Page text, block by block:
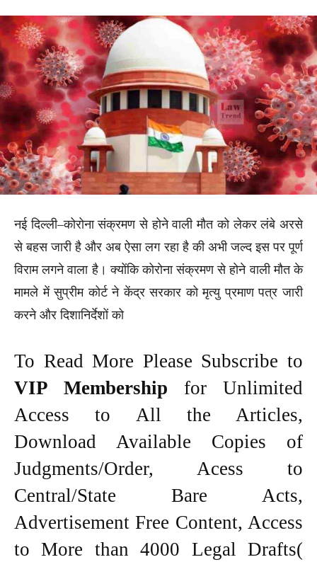
नई दिल्ली–कोरोना संक्रमण से होने वाली मौत को लेकर लंबे अरसे
से बहस जारी है और अब ऐसा लग रहा है की अभी जल्द इस पर पूर्ण
विराम लगने वाला है। क्योंकि कोरोना संक्रमण से होने वाली मौत के
मामले में सुप्रीम कोर्ट ने केंद्र सरकार को मृत्‍यु प्रमाण पत्र जारी
करने और दिशानिर्देशों को
To Read More Please Subscribe to
VIP Membership for Unlimited
Access to All the Articles,
Download Available Copies of
Judgments/Order, Acess to
Central/State Bare Acts,
Advertisement Free Content, Access
to More than 4000 Legal Drafts(